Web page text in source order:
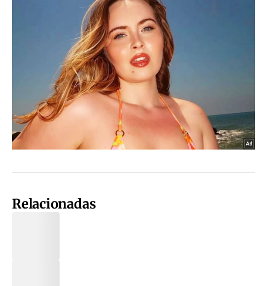
Relacionadas